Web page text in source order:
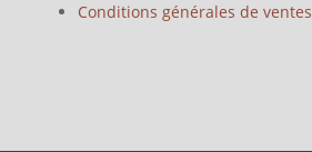
Conditions générales de ventes